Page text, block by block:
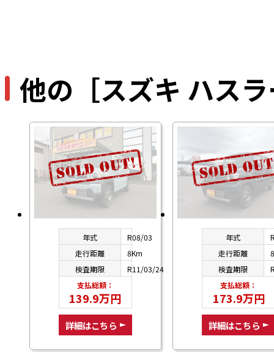
他の［スズキ ハス
年式
R08/03
走行距離
8Km
検査期限
R11/03/24
支払総額：
139.9万円
詳細はこちら
年式
走行距離
検査期限
支払総額：
173.9万円
詳細はこちら